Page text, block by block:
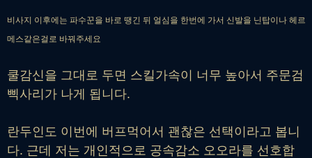
비사지 이후에는 파수꾼을 바로 땡긴 뒤 얼심을 한번에 가서 신발을 닌탑이나 헤르
메스같은걸로 바꿔주세요
쿨감신을 그대로 두면 스킬가속이 너무 높아서 주문검
삑사리가 나게 됩니다.
란두인도 이번에 버프먹어서 괜찮은 선택이라고 봅니
다. 근데 저는 개인적으로 공속감소 오오라를 선호합